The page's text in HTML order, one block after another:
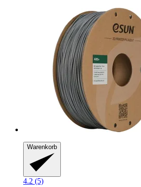
Warenkorb
4.2 (5)